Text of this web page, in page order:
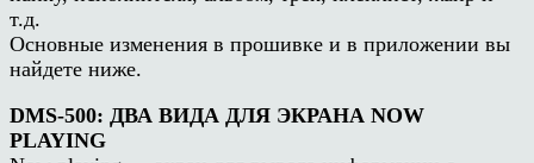
т.д.
Основные изменения в прошивке и в приложении вы
найдете ниже.
DMS-500: ДВА ВИДА ДЛЯ ЭКРАНА NOW
PLAYING